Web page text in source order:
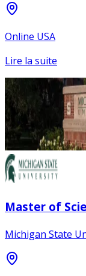
Online USA
Lire la suite
Master of
Michigan State